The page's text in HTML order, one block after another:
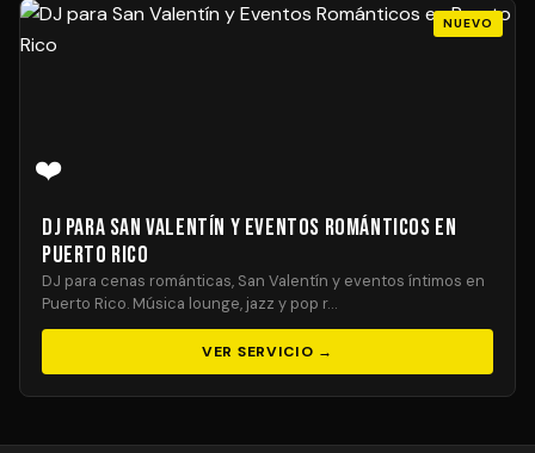
NUEVO
❤️
DJ para San Valentín y Eventos Románticos en
Puerto Rico
DJ para cenas románticas, San Valentín y eventos íntimos en
Puerto Rico. Música lounge, jazz y pop r…
VER SERVICIO →